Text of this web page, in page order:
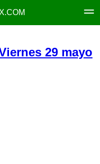
29 mayo